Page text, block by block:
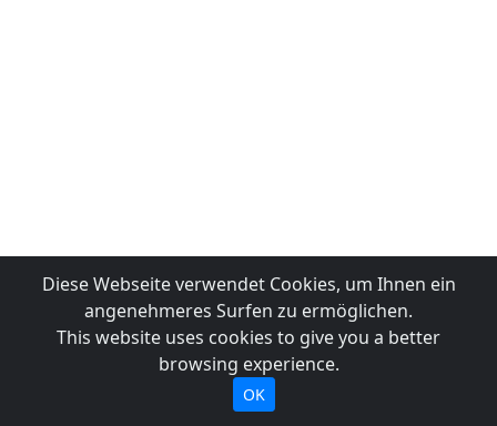
Diese Webseite verwendet Cookies, um Ihnen ein
angenehmeres Surfen zu ermöglichen.
This website uses cookies to give you a better
browsing experience.
OK